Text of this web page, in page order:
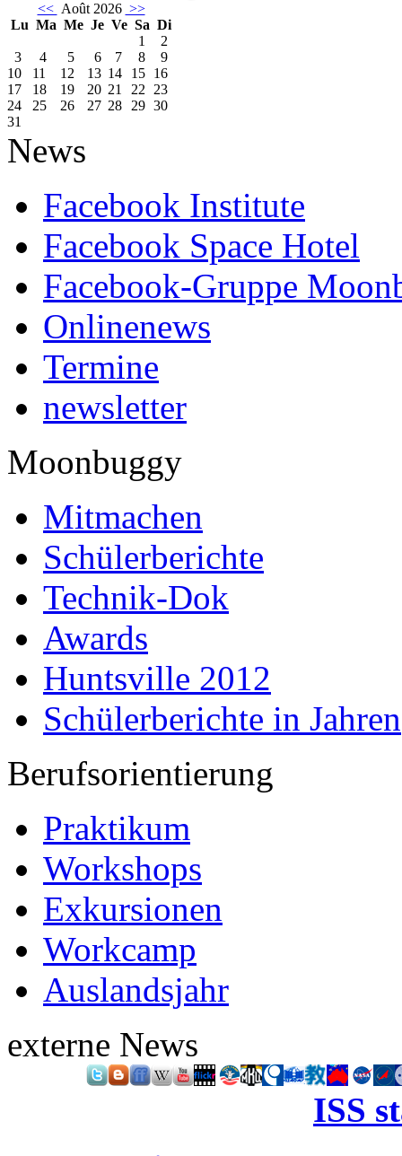
<< Août 2026 >>
Lu Ma Me Je Ve Sa Di
1
2
3
4 5 6 7 8
9
10
11 12 13 14 15 16
17
18 19 20 21 22 23
24
25 26 27 28 29 30
31
News
Facebook Institute
Facebook Space Hotel
Facebook-Gruppe
Onlinenews
Termine
newsletter
Moonbuggy
Mitmachen
Schülerberichte
Technik-Dok
Awards
Huntsville 2012
Schülerberichte in Jahren
Berufsorientierung
Praktikum
Workshops
Exkursionen
Workcamp
Auslandsjahr
externe News
ISS